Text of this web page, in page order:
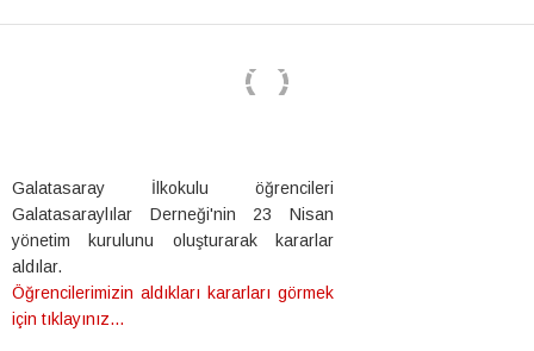
Galatasaray İlkokulu öğrencileri
Galatasaraylılar Derneği'nin 23 Nisan
yönetim kurulunu oluşturarak kararlar
aldılar.
Öğrencilerimizin aldıkları kararları görmek
için tıklayınız...